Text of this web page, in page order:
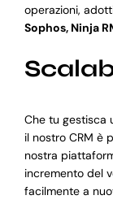
operazioni,
Sophos, Ninja
Che tu gestisca
il nostro CRM è
nostra
incremento del
facilmente a